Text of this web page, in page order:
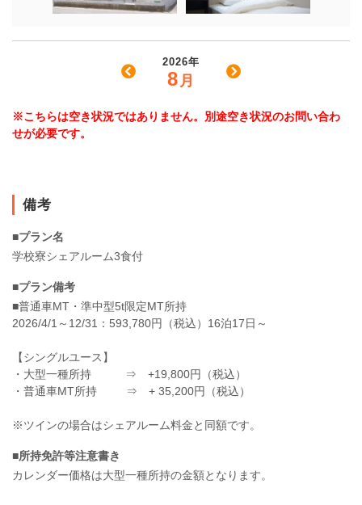
2026年
8 月
※こちらは空き状況ではありません。別途空き状況のお問い合わ
せが必要です。
備考
■プラン名
学校寮シェアルーム3食付
■プラン備考
■普通車MT・準中型5t限定MT所持
2026/4/1～12/31：593,780円（税込）16泊17日～
【シングルユース】
・大型一種所持 ⇒ +19,800円（税込）
・普通車MT所持 ⇒ + 35,200円（税込）
※ツインの場合はシェアルーム料金と同額です。
■所持免許等注意書き
カレンダー価格は大型一種所持の金額となります。